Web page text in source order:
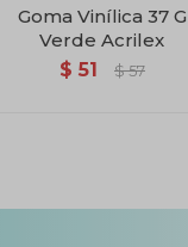
Goma Vinílica 37 G
Verde Acrilex
$ 51 $ 57